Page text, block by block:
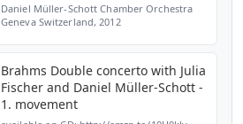
Daniel Müller-Schott Chamber Orchestra
Geneva Switzerland, 2012
Brahms Double concerto with Julia
Fischer and Daniel Müller-Schott -
1. movement